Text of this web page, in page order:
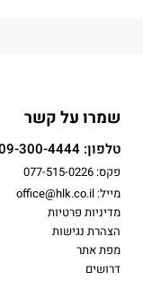
שמרו על קשר
טלפון: 09-300-4444
פקס: 077-515-0226
מייל: office@hlk.co.il
מדיניות פרטיות
הצהרת נגישות
מפת אתר
דרושים